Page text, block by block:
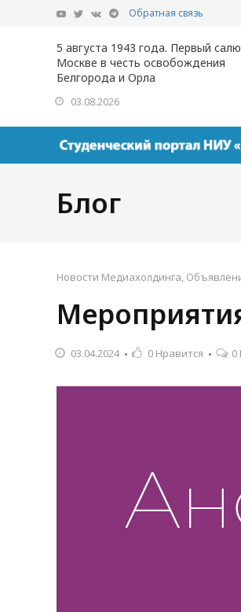
Обратная связь
5 августа 1943 года. Первый
Москве в честь освобождения
Белгорода и Орла
03.08.2026
Блог
Новости Медиахолдинга,
03.04.2024 0 Нравится 0